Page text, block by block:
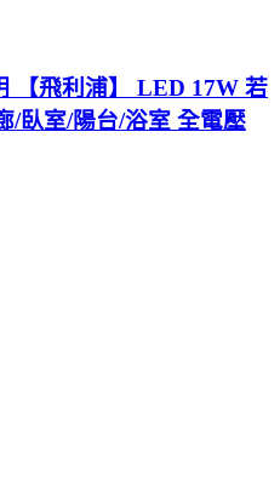
【飛利浦】 LED 17W 若
/臥室/陽台/浴室 全電壓